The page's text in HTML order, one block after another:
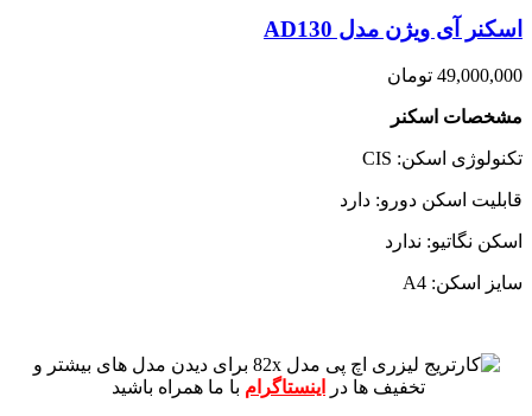
اسکنر آی ویژن مدل AD130
49,000,000 تومان
مشخصات اسکنر
تکنولوژی اسکن: CIS
قابلیت اسکن دورو: دارد
اسکن نگاتیو: ندارد
سایز اسکن: A4
برای دیدن مدل های بیشتر و
تخفیف ها در
اینستاگرام با ما همراه باشید